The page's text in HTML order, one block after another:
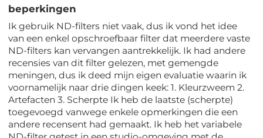
beperkingen
Ik gebruik ND-filters niet vaak, dus ik vond het idee
van een enkel opschroefbaar filter dat meerdere vaste
ND-filters kan vervangen aantrekkelijk. Ik had andere
recensies van dit filter gelezen, met gemengde
meningen, dus ik deed mijn eigen evaluatie waarin ik
voornamelijk naar drie dingen keek: 1. Kleurzweem 2.
Artefacten 3. Scherpte Ik heb de laatste (scherpte)
toegevoegd vanwege enkele opmerkingen die een
andere recensent had gemaakt. Ik heb het variabele